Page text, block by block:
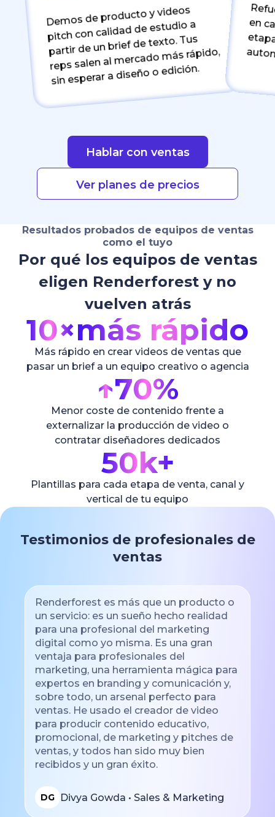
Demos de producto y videos
pitch con calidad de estudio a
partir de un brief de texto. Tus
reps salen al mercado más rápido,
sin esperar a diseño o edición.
Refuerza los estándares de marca en cada
Hablar con ventas
Ver planes de precios
Resultados probados de equipos de ventas
como el tuyo
Por qué los equipos de ventas
eligen Renderforest y no
vuelven atrás
10×más rápido
Más rápido en crear videos de ventas que
pasar un brief a un equipo creativo o agencia
↑70%
Menor coste de contenido frente a
externalizar la producción de video o
contratar diseñadores dedicados
50k+
Plantillas para cada etapa de venta, canal y
vertical de tu equipo
Testimonios de profesionales de
ventas
Renderforest es más que un producto o
un servicio: es un sueño hecho realidad
para una profesional del marketing
digital como yo misma. Es una gran
ventaja para profesionales del
marketing, una herramienta mágica para
expertos en branding y comunicación y,
sobre todo, un arsenal perfecto para
ventas. He usado el creador de video
para producir contenido educativo,
promocional, de marketing y pitches de
ventas, y todos han sido muy bien
recibidos y un gran éxito.
DG Divya Gowda • Sales & Marketing